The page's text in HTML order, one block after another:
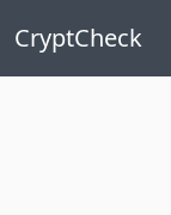
CryptCheck